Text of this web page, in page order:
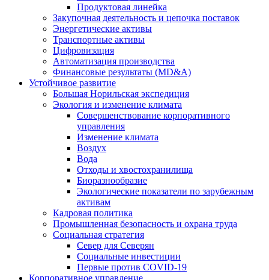
Продуктовая линейка
Закупочная деятельность и цепочка поставок
Энергетические активы
Транспортные активы
Цифровизация
Автоматизация производства
Финансовые результаты (MD&A)
Устойчивое развитие
Большая Норильская экспедиция
Экология и изменение климата
Совершенствование корпоративного
управления
Изменение климата
Воздух
Вода
Отходы и хвостохранилища
Биоразнообразие
Экологические показатели по зарубежным
активам
Кадровая политика
Промышленная безопасность и охрана труда
Социальная стратегия
Север для Северян
Социальные инвестиции
Первые против COVID‑19
Корпоративное управление